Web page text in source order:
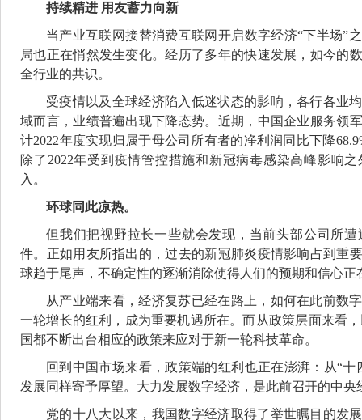
持续精进 用友蓄力向新
当产业互联网接替消费互联网开启数字经济“下半场”
局也正在悄然发生变化。经历了多年的快速发展，如今的
全行业的共识。
受疫情以及全球经济陷入低迷状态的影响，各行各业
域而言，业绩普遍出现下降态势。近期，中国企业服务领
计2022年度实现归属于母公司所有者的净利润同比下降
除了2022年受到疫情管控措施和新冠病毒感染高峰影响
入。
环球同此凉热。
但我们把视野拉长一些就会发现，当前头部公司所
件。正如用友所指出的，过去的新冠肺炎疫情影响占到重
球趋于尾声，不确定性的逐渐消除使得人们的预期和信心正
从产业端来看，经济复苏已经在路上，如何在此前数
一轮增长的红利，成为重要机遇所在。而从政策层面来看
国都不断出台相应的政策来应对于新一轮科技革命。
回到中国市场来看，政策端的红利也正在澎湃：从“
发展同样寄予厚望。大力发展数字经济，是此前召开的中
党的十八大以来，我国数字经济取得了举世瞩目的发